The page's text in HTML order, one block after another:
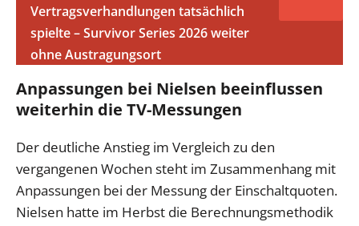
Vertragsverhandlungen tatsächlich
spielte – Survivor Series 2026 weiter
ohne Austragungsort
Anpassungen bei Nielsen beeinflussen
weiterhin die TV-Messungen
Der deutliche Anstieg im Vergleich zu den
vergangenen Wochen steht im Zusammenhang mit
Anpassungen bei der Messung der Einschaltquoten.
Nielsen hatte im Herbst die Berechnungsmethodik